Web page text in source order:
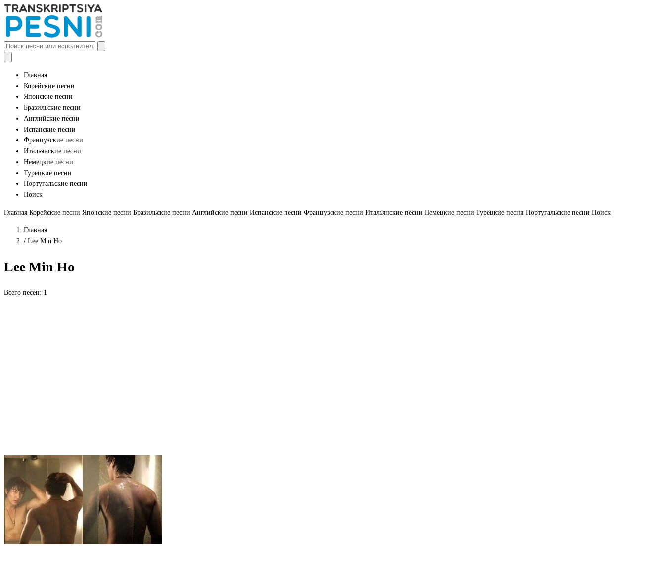
Главная
Корейские песни
Японские песни
Бразильские песни
Английские песни
Испанские песни
Французские песни
Итальянские песни
Немецкие песни
Турецкие песни
Португальские песни
Поиск
Главная Корейские песни Японские песни Бразильские песни Английские песни Испанские песни Французские песни Итальянские песни Немецкие песни Турецкие песни Португальские песни Поиск
Главная
/ Lee Min Ho
Lee Min Ho
Всего песен: 1